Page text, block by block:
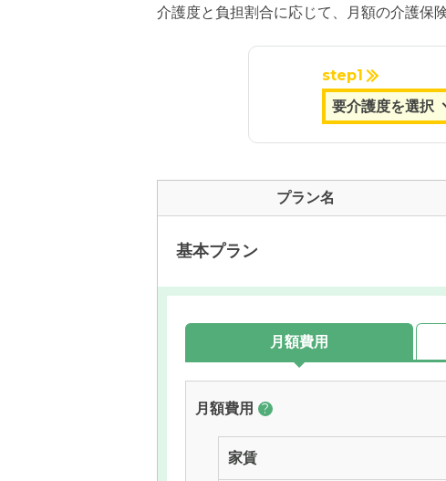
介護度と負担割合に応じて、月額の介護保
step1
プラン名
基本プラン
月額費用
月額費用 ?
家賃